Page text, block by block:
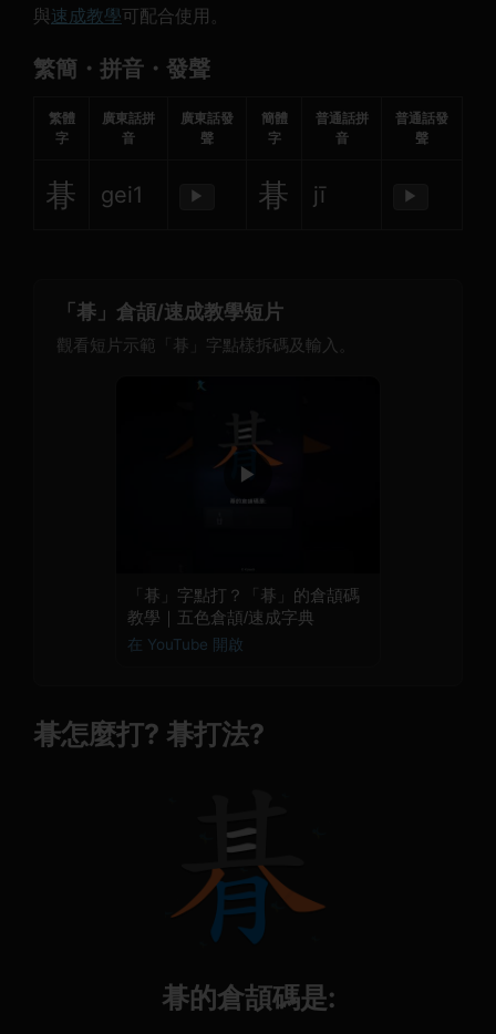
與速成教學可配合使用。
繁簡・拼音・發聲
繁體
字
廣東話拼
音
廣東話發
聲
簡體
字
普通話拼
音
普通話發
聲
朞 gei1 ▶ 朞 jī ▶
「朞」倉頡/速成教學短片
觀看短片示範「朞」字點樣拆碼及輸入。
▶
「朞」字點打？「朞」的倉頡碼
教學｜五色倉頡/速成字典
在 YouTube 開啟
朞怎麼打? 朞打法?
朞的倉頡碼是: